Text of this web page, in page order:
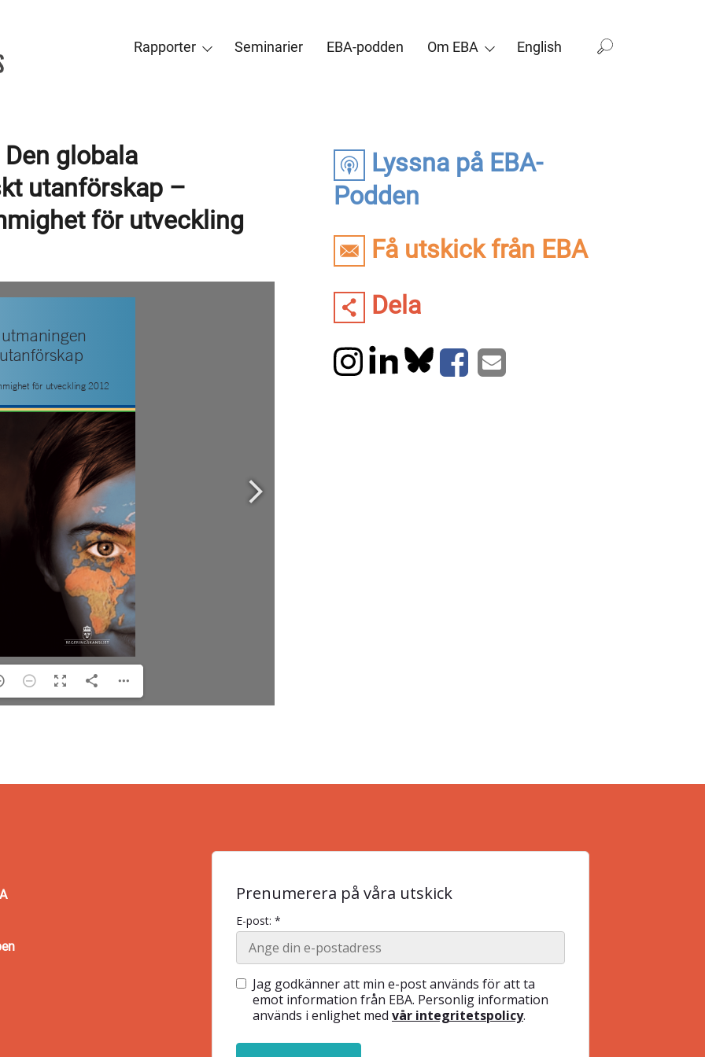
Rapporter Seminarier EBA-podden Om EBA English
Lyssna på EBA-
Podden
Få utskick från EBA
Dela
globala
utanförskap –
för utveckling
Prenumerera på våra utskick
E-post: *
Jag godkänner att min e-post används för att ta
emot information från EBA. Personlig information
används i enlighet med vår integritetspolicy.